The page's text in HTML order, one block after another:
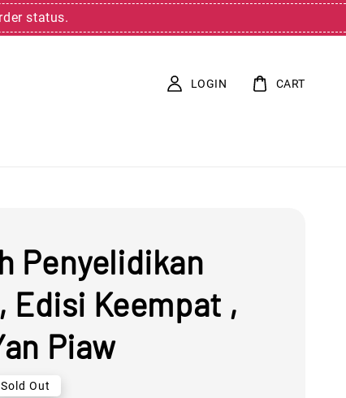
status.
LOGIN CART
Penyelidikan
Edisi Keempat ,
Piaw
Sold Out